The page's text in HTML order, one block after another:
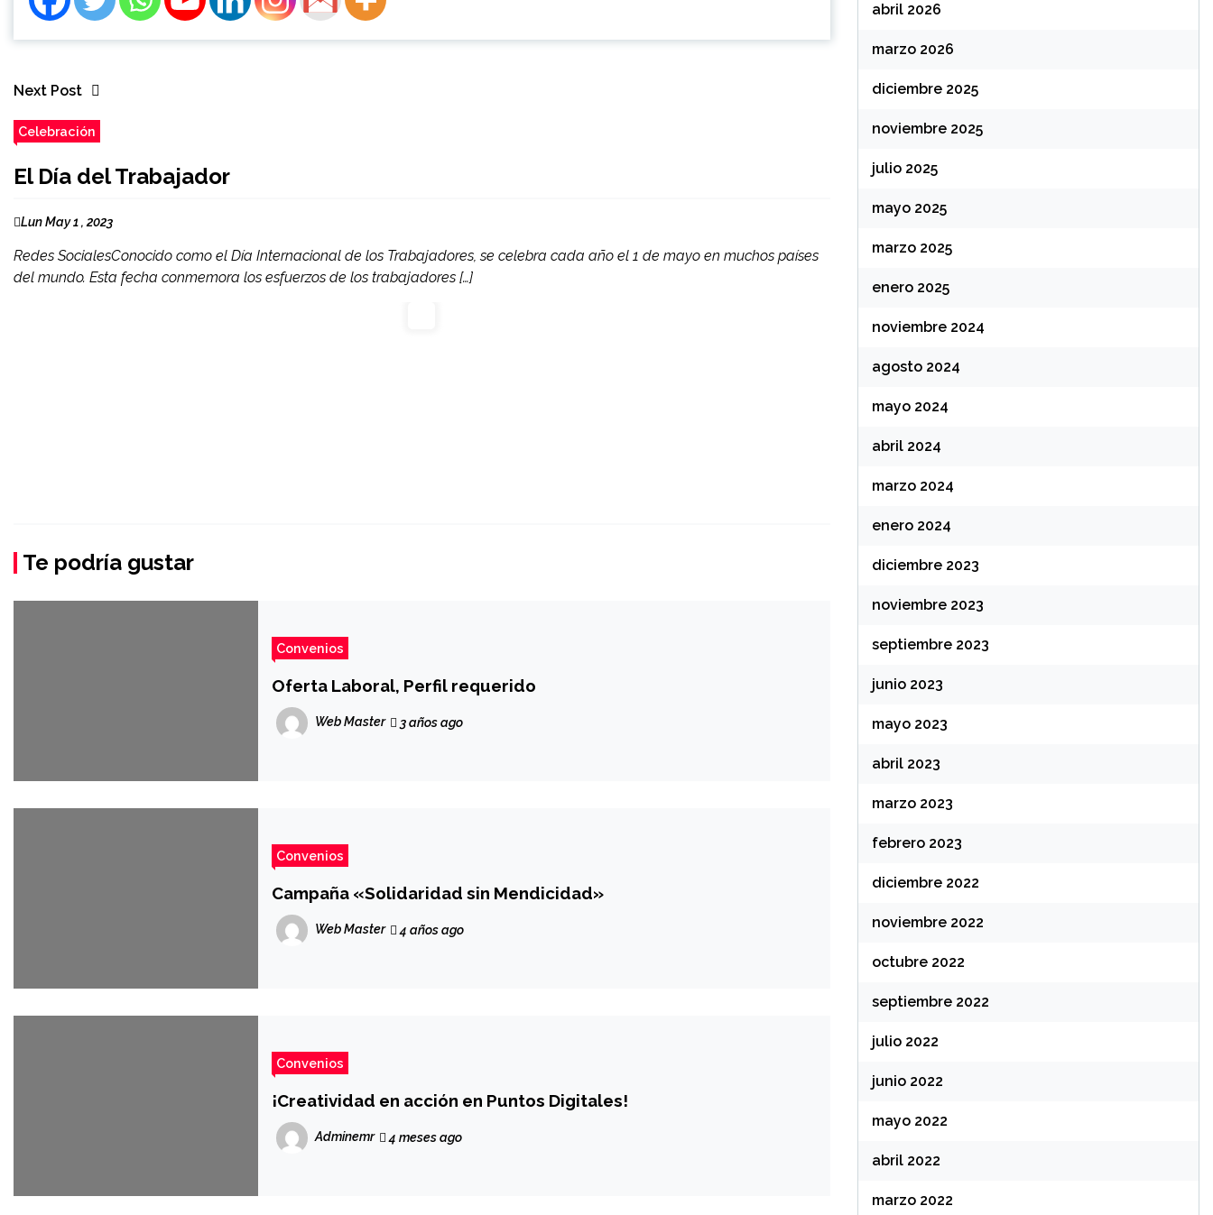
Next Post
Celebración
El Día del Trabajador
Lun May 1 , 2023
Redes SocialesConocido como el Día Internacional de los Trabajadores, se celebra cada año el 1 de mayo en muchos países
del mundo. Esta fecha conmemora los esfuerzos de los trabajadores […]
Te podría gustar
Convenios
Oferta Laboral, Perfil requerido
Web Master 3 años ago
Convenios
Campaña «Solidaridad sin Mendicidad»
Web Master 4 años ago
Convenios
¡Creatividad en acción en Puntos Digitales!
Adminemr 4 meses ago
abril 2026
marzo 2026
diciembre 2025
noviembre 2025
julio 2025
mayo 2025
marzo 2025
enero 2025
noviembre 2024
agosto 2024
mayo 2024
abril 2024
marzo 2024
enero 2024
diciembre 2023
noviembre 2023
septiembre 2023
junio 2023
mayo 2023
abril 2023
marzo 2023
febrero 2023
diciembre 2022
noviembre 2022
octubre 2022
septiembre 2022
julio 2022
junio 2022
mayo 2022
abril 2022
marzo 2022